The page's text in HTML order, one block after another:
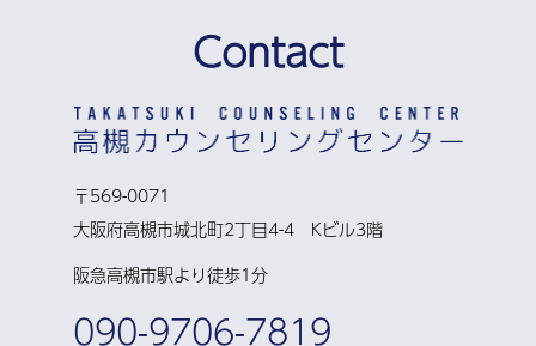
Contact
〒569-0071
大阪府高槻市城北町2丁目4-4 Kビル3階
阪急高槻市駅より徒歩1分
090-9706-7819